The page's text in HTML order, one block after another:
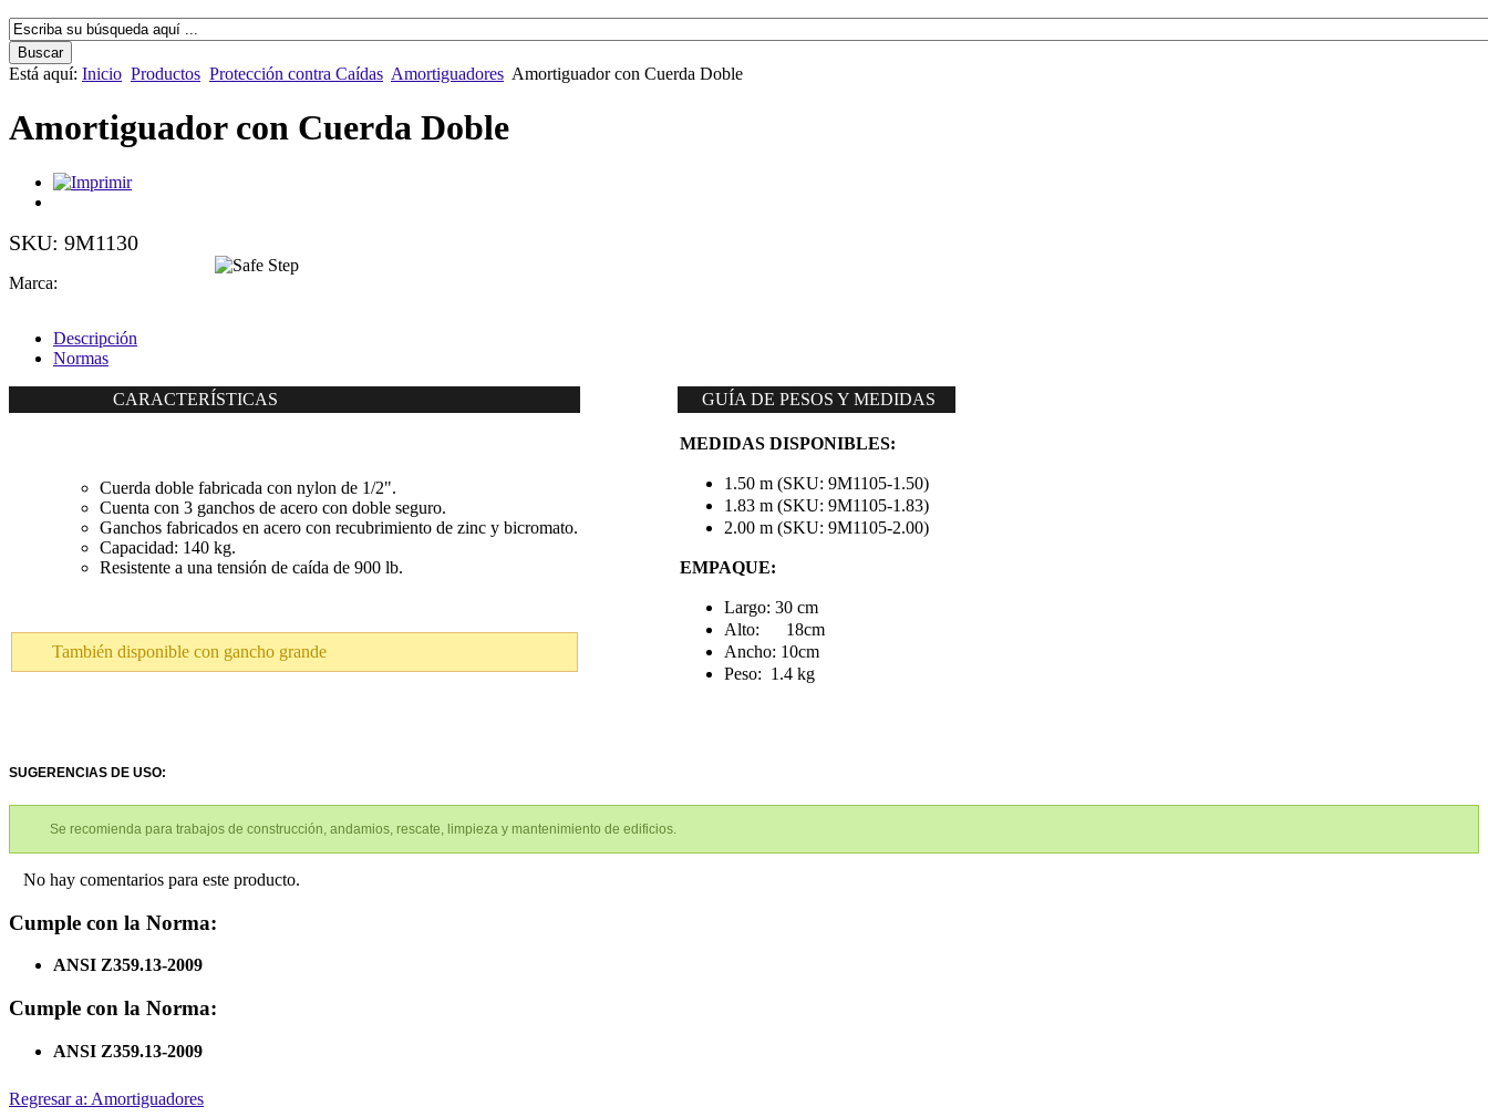
Está aquí: Inicio Productos Protección contra Caídas Amortiguadores Amortiguador con Cuerda Doble
Amortiguador con Cuerda Doble
SKU: 9M1130
Marca:
Descripción
Normas
CARACTERÍSTICAS GUÍA DE PESOS Y MEDIDAS
Cuerda doble fabricada con nylon de 1/2".
Cuenta con 3 ganchos de acero con doble seguro.
Ganchos fabricados en acero con recubrimiento de zinc y bicromato.
Capacidad: 140 kg.
Resistente a una tensión de caída de 900 lb.
También disponible con gancho grande
MEDIDAS DISPONIBLES:
1.50 m (SKU: 9M1105-1.50)
1.83 m (SKU: 9M1105-1.83)
2.00 m (SKU: 9M1105-2.00)
EMPAQUE:
Largo: 30 cm
Alto: 18cm
Ancho: 10cm
Peso: 1.4 kg
SUGERENCIAS DE USO:
Se recomienda para trabajos de construcción, andamios, rescate, limpieza y mantenimiento de edificios.
No hay comentarios para este producto.
Cumple con la Norma:
ANSI Z359.13-2009
Cumple con la Norma:
ANSI Z359.13-2009
Regresar a: Amortiguadores